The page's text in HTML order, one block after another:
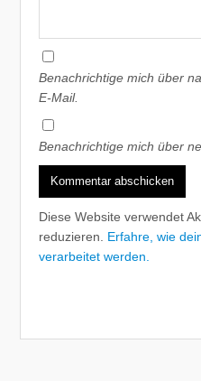
Benachrichtige mich über
E-Mail.
Benachrichtige mich über
Diese Website verwendet
reduzieren. Erfahre, wie
verarbeitet werden.